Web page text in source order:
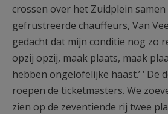
crossen over het Zuidplein
gefrustreerde chauffeurs, Van
gedacht dat mijn conditie nog zo
opzij opzij, maak plaats, maak
hebben ongelofelijke haast.’ ‘ De
roepen de ticketmasters. We
zien op de zeventiende rij twee